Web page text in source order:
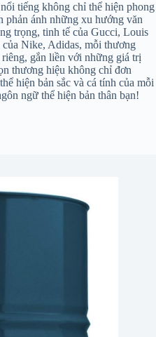
tiếng không chỉ thể hiện phong
phản ánh những xu hướng văn
trọng, tinh tế của Gucci, Louis
Nike, Adidas, mỗi thương
gắn liền với những giá trị
thương hiệu không chỉ đơn
hiện bản sắc và cá tính của mỗi
ngữ thể hiện bản thân bạn!